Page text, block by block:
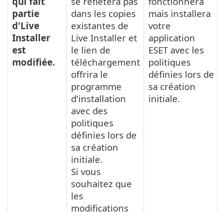
partie
d'Live
Installer
est
modifiée.
dans les copies
existantes de
Live Installer et
le lien de
téléchargement
offrira le
programme
d'installation
avec des
politiques
définies lors de
sa création
initiale.
Si vous
souhaitez que
les
modifications
mais installera
votre
application
ESET avec les
politiques
définies lors de
sa création
initiale.